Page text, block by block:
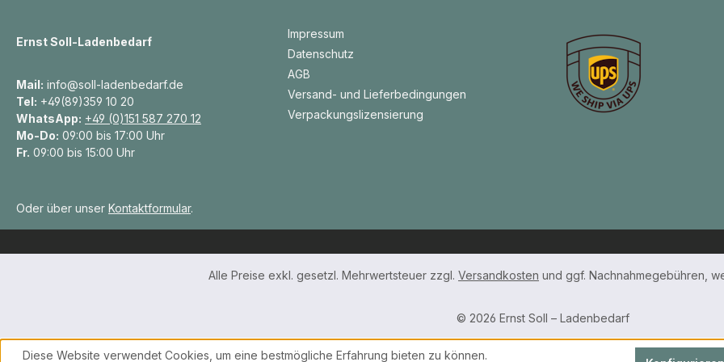
Ernst Soll-Ladenbedarf
Mail: info@soll-ladenbedarf.de
Tel: +49(89)359 10 20
WhatsApp: +49 (0)151 587 270 12
Mo-Do: 09:00 bis 17:00 Uhr
Fr. 09:00 bis 15:00 Uhr
Oder über unser Kontaktformular.
Impressum
Datenschutz
AGB
Versand- und Lieferbedingungen
Verpackungslizensierung
Alle Preise exkl. gesetzl. Mehrwertsteuer zzgl. Versandkosten und ggf. Nachnahmegebühren,
© 2026 Ernst Soll – Ladenbedarf
Diese Website verwendet Cookies, um eine bestmögliche Erfahrung bieten zu können.